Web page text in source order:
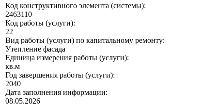
Код конструктивного элемента (системы):
2463110
Код работы (услуги):
22
Вид работы (услуги) по капитальному ремонту:
Утепление фасада
Единица измерения работы (услуги):
кв.м
Год завершения работы (услуги):
2040
Дата заполнения информации:
08.05.2026